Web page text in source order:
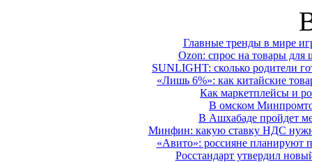
Главные тренды в мире
Ozon: спрос на товары для
SUNLIGHT: сколько родители
«Лишь 6%»: как китайские
Как маркетплейсы и
В омском
В Ашхабаде пройдет
Минфин: какую ставку НДС
«Авито»: россияне планируют
Росстандарт утвердил